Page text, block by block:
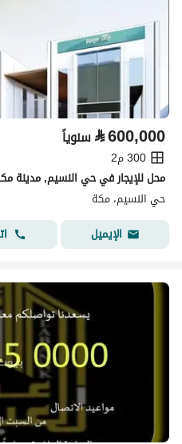
⃁600,000 سنوياً
300 م2
محل للإيجار في حي النسيم, مدينة
حي النسيم، مكة
الإيميل